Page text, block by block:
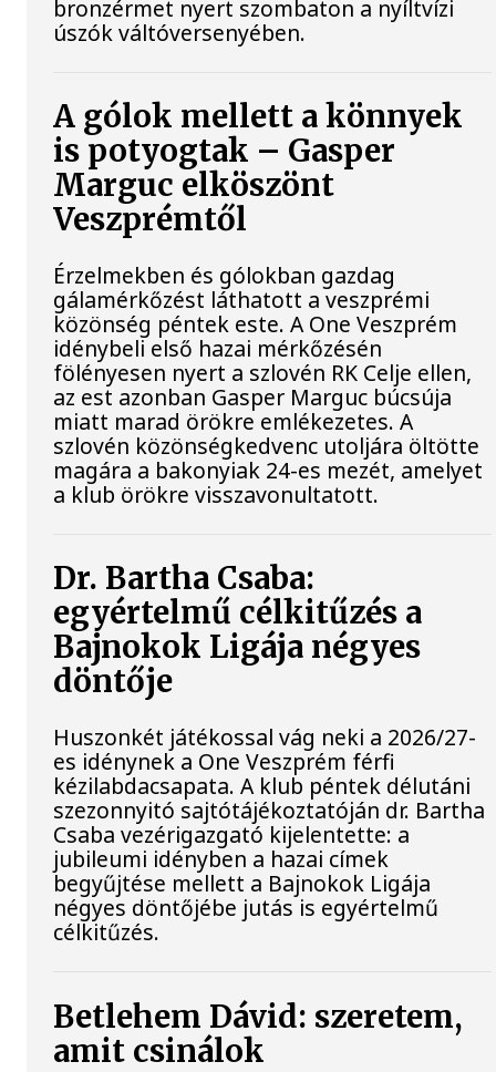
bronzérmet nyert szombaton a nyíltvízi
úszók váltóversenyében.
A gólok mellett a könnyek
is potyogtak – Gasper
Marguc elköszönt
Veszprémtől
Érzelmekben és gólokban gazdag
gálamérkőzést láthatott a veszprémi
közönség péntek este. A One Veszprém
idénybeli első hazai mérkőzésén
fölényesen nyert a szlovén RK Celje ellen,
az est azonban Gasper Marguc búcsúja
miatt marad örökre emlékezetes. A
szlovén közönségkedvenc utoljára öltötte
magára a bakonyiak 24-es mezét, amelyet
a klub örökre visszavonultatott.
Dr. Bartha Csaba:
egyértelmű célkitűzés a
Bajnokok Ligája négyes
döntője
Huszonkét játékossal vág neki a 2026/27-
es idénynek a One Veszprém férfi
kézilabdacsapata. A klub péntek délutáni
szezonnyitó sajtótájékoztatóján dr. Bartha
Csaba vezérigazgató kijelentette: a
jubileumi idényben a hazai címek
begyűjtése mellett a Bajnokok Ligája
négyes döntőjébe jutás is egyértelmű
célkitűzés.
Betlehem Dávid: szeretem,
amit csinálok